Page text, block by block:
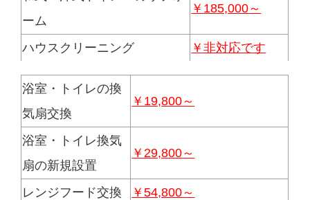
ーム
￥185,000～
ハウスクリーニング ￥非対応です
浴室・トイレの換
気扇交換
￥19,800～
浴室・トイレ換気
扇の新規設置
￥29,800～
レンジフード交換
￥54,800～